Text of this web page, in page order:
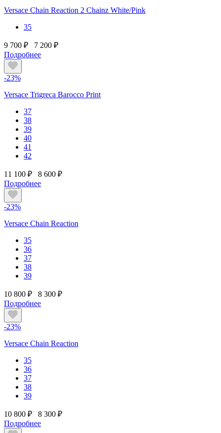
Versace Chain Reaction 2 Chainz White/Pink
35
9 700 ₽
7 200 ₽
Подробнее
-23%
Versace Trigreca Barocco Print
37
38
39
40
41
42
11 100 ₽
8 600 ₽
Подробнее
-23%
Versace Chain Reaction
35
36
37
38
39
10 800 ₽
8 300 ₽
Подробнее
-23%
Versace Chain Reaction
35
36
37
38
39
10 800 ₽
8 300 ₽
Подробнее